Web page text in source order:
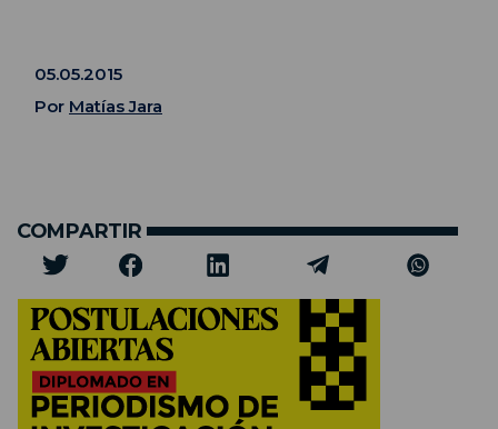
05.05.2015
Por Matías Jara
COMPARTIR